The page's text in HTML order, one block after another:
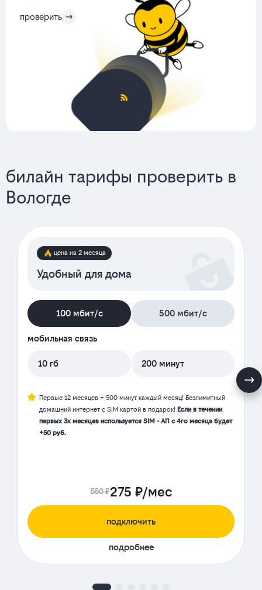
проверить
билайн тарифы проверить в
Вологде
цена на 2 месяца
Удобный для дома
100 мбит/с 500 мбит/с
мобильная связь
10 гб 200 минут
Первые 12 месяцев + 500 минут каждый месяц! Безлимитный
домашний интернет с SIM картой в подарок! Если в течении
первых 3х месяцев используется SIM - АП с 4го месяца будет
+50 руб.
550 ₽275 ₽/мес
подключить
подробнее